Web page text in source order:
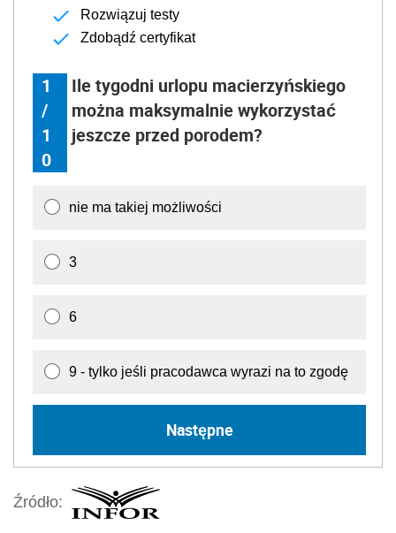
Rozwiązuj testy
Zdobądź certyfikat
1
/
1
0
Ile tygodni urlopu macierzyńskiego
można maksymalnie wykorzystać
jeszcze przed porodem?
nie ma takiej możliwości
3
6
9 - tylko jeśli pracodawca wyrazi na to zgodę
Następne
Źródło: